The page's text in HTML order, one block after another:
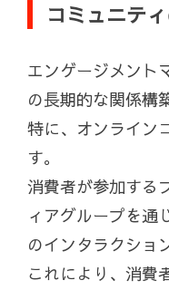
コミュニテ
エンゲージメント
の長期的な関係構
特に、オンライン
す。
消費者が参加する
ィアグループを通
のインタラクショ
これにより、消費